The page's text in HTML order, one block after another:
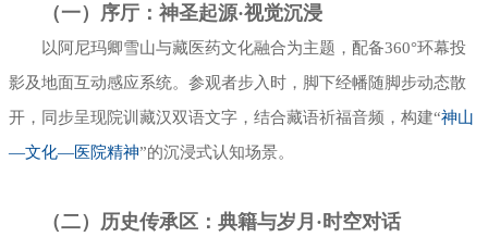
（一）序厅：神圣起源·视觉沉浸
以阿尼玛卿雪山与藏医药文化融合为主题，配备360°环幕投
影及地面互动感应系统。参观者步入时，脚下经幡随脚步动态散
开，同步呈现院训藏汉双语文字，结合藏语祈福音频，构建“神山
—文化—医院精神”的沉浸式认知场景。
（二）历史传承区：典籍与岁月·时空对话